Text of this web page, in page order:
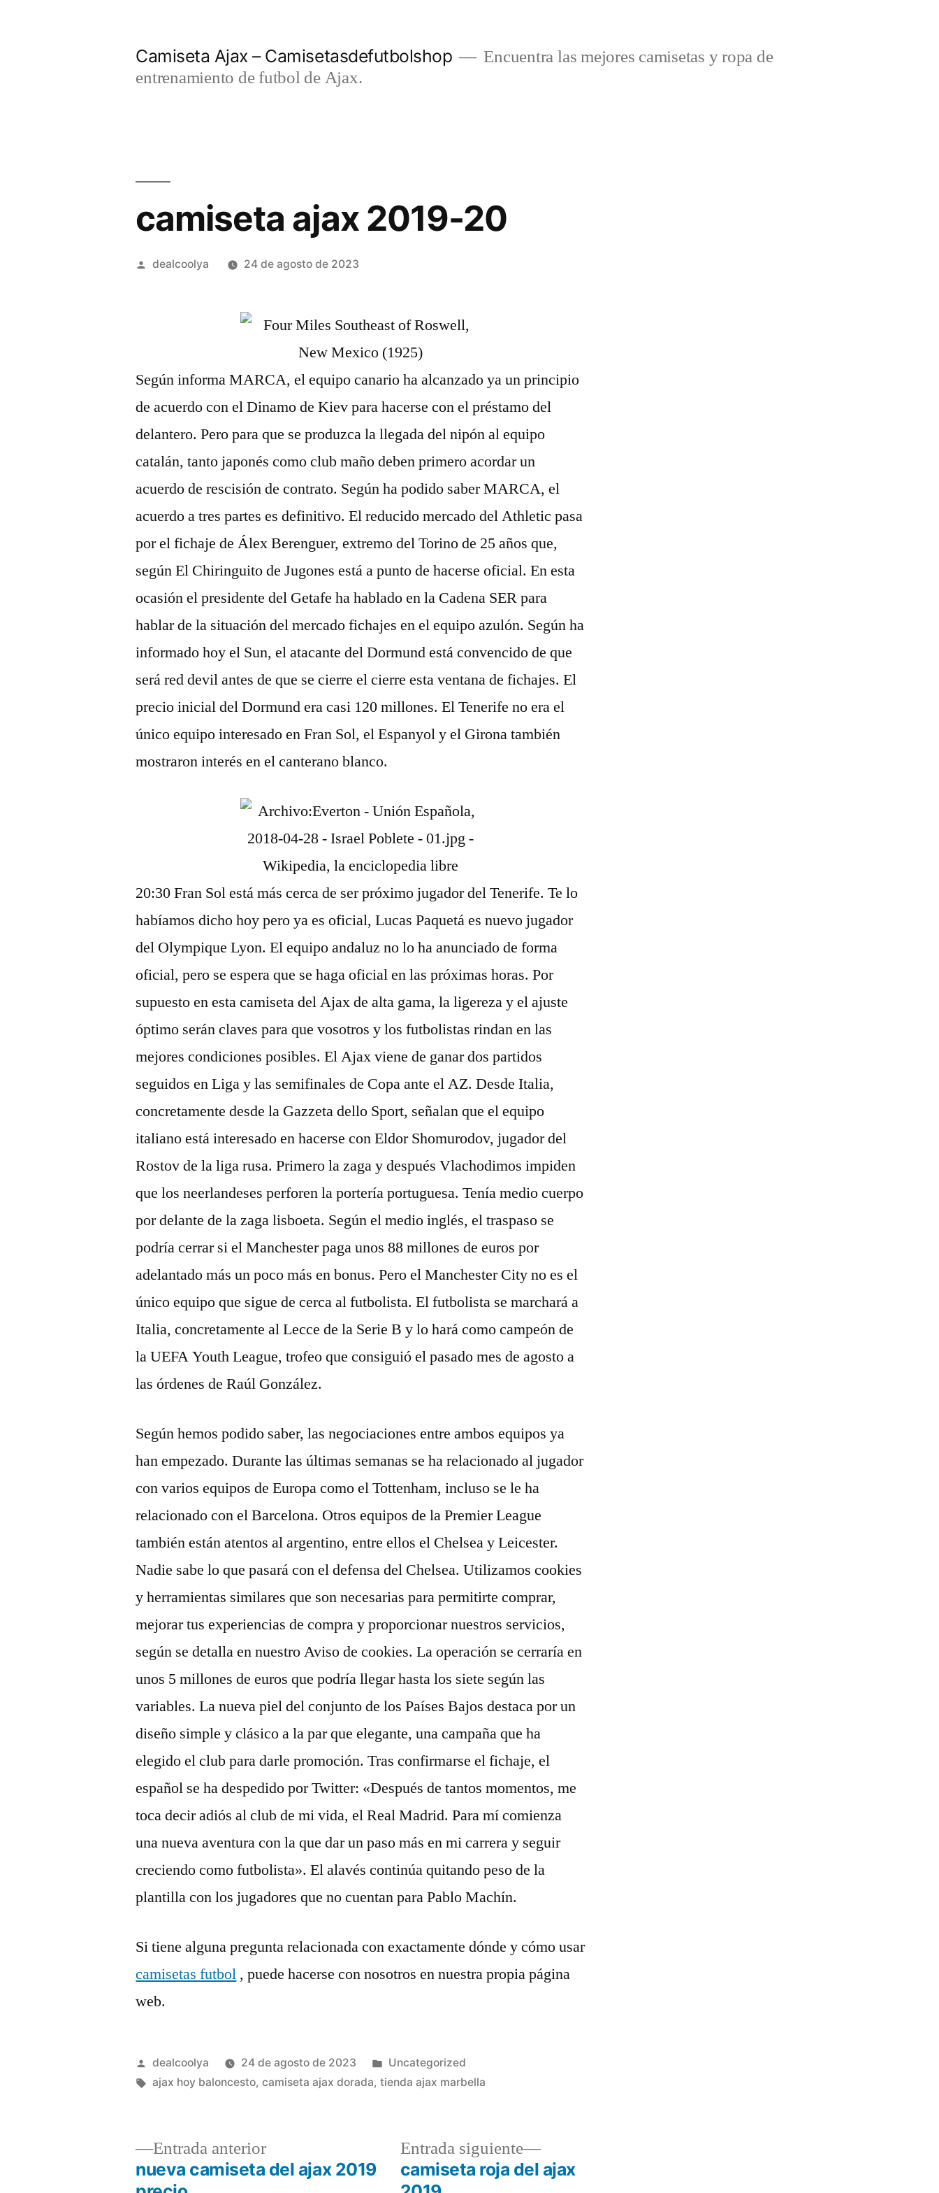
Camiseta Ajax – Camisetasdefutbolshop
Encuentra las mejores camisetas y ropa de
entrenamiento de futbol de Ajax.
camiseta ajax 2019-20
Publicado
dealcoolya 24 de agosto de 2023
Según informa MARCA, el equipo canario ha alcanzado ya un principio
de acuerdo con el Dinamo de Kiev para hacerse con el préstamo del
delantero. Pero para que se produzca la llegada del nipón al equipo
catalán, tanto japonés como club maño deben primero acordar un
acuerdo de rescisión de contrato. Según ha podido saber MARCA, el
acuerdo a tres partes es definitivo. El reducido mercado del Athletic pasa
por el fichaje de Álex Berenguer, extremo del Torino de 25 años que,
según El Chiringuito de Jugones está a punto de hacerse oficial. En esta
ocasión el presidente del Getafe ha hablado en la Cadena SER para
hablar de la situación del mercado fichajes en el equipo azulón. Según ha
informado hoy el Sun, el atacante del Dormund está convencido de que
será red devil antes de que se cierre el cierre esta ventana de fichajes. El
precio inicial del Dormund era casi 120 millones. El Tenerife no era el
único equipo interesado en Fran Sol, el Espanyol y el Girona también
mostraron interés en el canterano blanco.
20:30 Fran Sol está más cerca de ser próximo jugador del Tenerife. Te lo
habíamos dicho hoy pero ya es oficial, Lucas Paquetá es nuevo jugador
del Olympique Lyon. El equipo andaluz no lo ha anunciado de forma
oficial, pero se espera que se haga oficial en las próximas horas. Por
supuesto en esta camiseta del Ajax de alta gama, la ligereza y el ajuste
óptimo serán claves para que vosotros y los futbolistas rindan en las
mejores condiciones posibles. El Ajax viene de ganar dos partidos
seguidos en Liga y las semifinales de Copa ante el AZ. Desde Italia,
concretamente desde la Gazzeta dello Sport, señalan que el equipo
italiano está interesado en hacerse con Eldor Shomurodov, jugador del
Rostov de la liga rusa. Primero la zaga y después Vlachodimos impiden
que los neerlandeses perforen la portería portuguesa. Tenía medio cuerpo
por delante de la zaga lisboeta. Según el medio inglés, el traspaso se
podría cerrar si el Manchester paga unos 88 millones de euros por
adelantado más un poco más en bonus. Pero el Manchester City no es el
único equipo que sigue de cerca al futbolista. El futbolista se marchará a
Italia, concretamente al Lecce de la Serie B y lo hará como campeón de
la UEFA Youth League, trofeo que consiguió el pasado mes de agosto a
las órdenes de Raúl González.
Según hemos podido saber, las negociaciones entre ambos equipos ya
han empezado. Durante las últimas semanas se ha relacionado al jugador
con varios equipos de Europa como el Tottenham, incluso se le ha
relacionado con el Barcelona. Otros equipos de la Premier League
también están atentos al argentino, entre ellos el Chelsea y Leicester.
Nadie sabe lo que pasará con el defensa del Chelsea. Utilizamos cookies
y herramientas similares que son necesarias para permitirte comprar,
mejorar tus experiencias de compra y proporcionar nuestros servicios,
según se detalla en nuestro Aviso de cookies. La operación se cerraría en
unos 5 millones de euros que podría llegar hasta los siete según las
variables. La nueva piel del conjunto de los Países Bajos destaca por un
diseño simple y clásico a la par que elegante, una campaña que ha
elegido el club para darle promoción. Tras confirmarse el fichaje, el
español se ha despedido por Twitter: «Después de tantos momentos, me
toca decir adiós al club de mi vida, el Real Madrid. Para mí comienza
una nueva aventura con la que dar un paso más en mi carrera y seguir
creciendo como futbolista». El alavés continúa quitando peso de la
plantilla con los jugadores que no cuentan para Pablo Machín.
Si tiene alguna pregunta relacionada con exactamente dónde y cómo usar
camisetas futbol , puede hacerse con nosotros en nuestra propia página
web.
Publicado
por
dealcoolya 24 de agosto de 2023
Publicado
en
Uncategorized
Etiquetas:
ajax hoy baloncesto,camiseta ajax dorada,tienda ajax marbella
Entrada anteriorEntrada
anterior:
nueva camiseta del ajax 2019
Entrada siguiente
Entrada
siguiente:
camiseta roja del ajax